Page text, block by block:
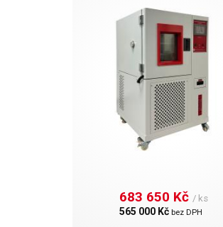
683 650 Kč / ks
565 000 Kč bez DPH